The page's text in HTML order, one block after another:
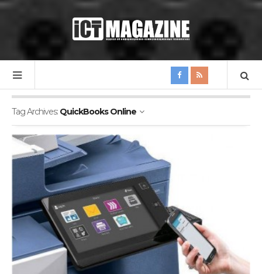
Tag Archives: QuickBooks Online